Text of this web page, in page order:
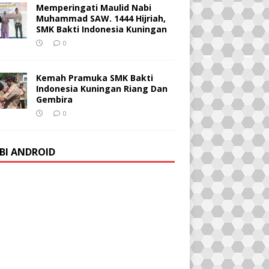
Memperingati Maulid Nabi
Muhammad SAW. 1444 Hijriah,
SMK Bakti Indonesia Kuningan
0
Kemah Pramuka SMK Bakti
Indonesia Kuningan Riang Dan
Gembira
0
ANDROID